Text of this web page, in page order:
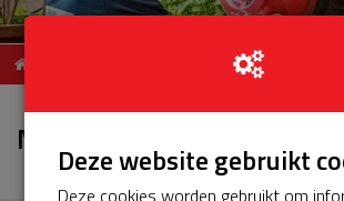
NieuwsDeze website gebruikt
Deze cookies worden gebruikt om